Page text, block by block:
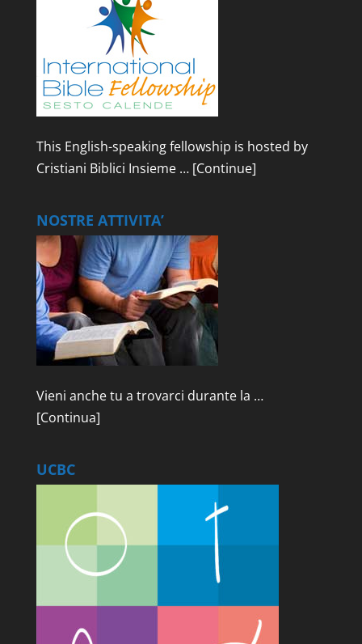
This English-speaking fellowship is hosted by
Cristiani Biblici Insieme … [Continue]
NOSTRE ATTIVITA’
Vieni anche tu a trovarci durante la …
[Continua]
UCBC